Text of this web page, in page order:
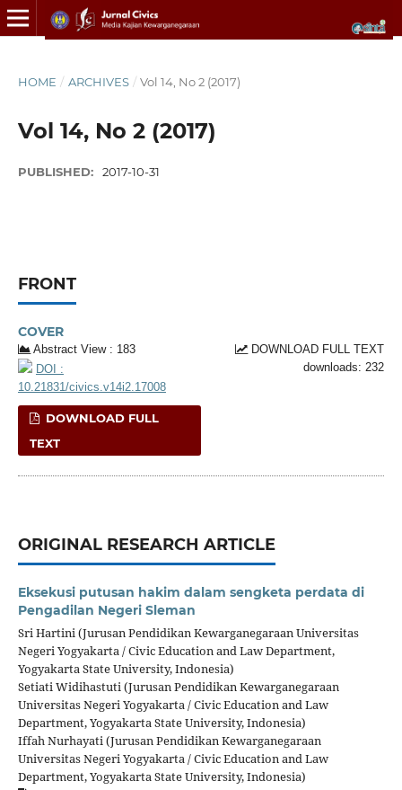
HOME / ARCHIVES / Vol 14, No 2 (2017)
Vol 14, No 2 (2017)
PUBLISHED: 2017-10-31
FRONT
COVER
Abstract View : 183
DOWNLOAD FULL TEXT
downloads: 232
DOI :
10.21831/civics.v14i2.17008
DOWNLOAD FULL
TEXT
ORIGINAL RESEARCH ARTICLE
Eksekusi putusan hakim dalam sengketa perdata di
Pengadilan Negeri Sleman
Sri Hartini (Jurusan Pendidikan Kewarganegaraan Universitas
Negeri Yogyakarta / Civic Education and Law Department,
Yogyakarta State University, Indonesia)
Setiati Widihastuti (Jurusan Pendidikan Kewarganegaraan
Universitas Negeri Yogyakarta / Civic Education and Law
Department, Yogyakarta State University, Indonesia)
Iffah Nurhayati (Jurusan Pendidikan Kewarganegaraan
Universitas Negeri Yogyakarta / Civic Education and Law
Department, Yogyakarta State University, Indonesia)